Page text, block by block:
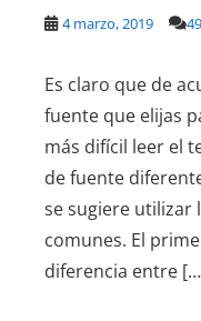
4 marzo, 2019
Es claro que de
fuente que elijas
más difícil leer el
de fuente
se sugiere utilizar
comunes. El
diferencia entre